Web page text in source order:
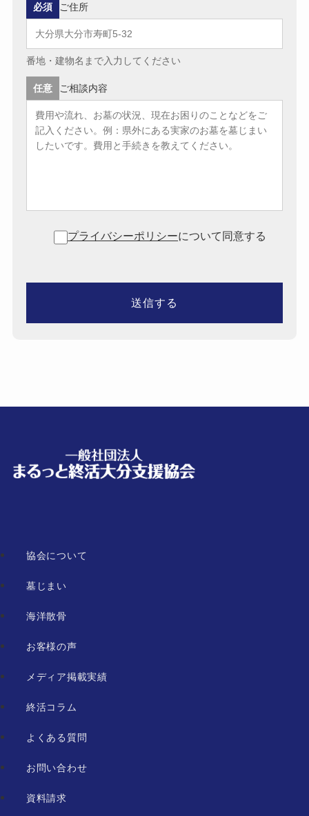
ご住所
必須
番地・建物名まで入力してください
ご相談内容
任意
プライバシーポリシーについて同意する
協会について
墓じまい
海洋散骨
お客様の声
メディア掲載実績
終活コラム
よくある質問
お問い合わせ
資料請求